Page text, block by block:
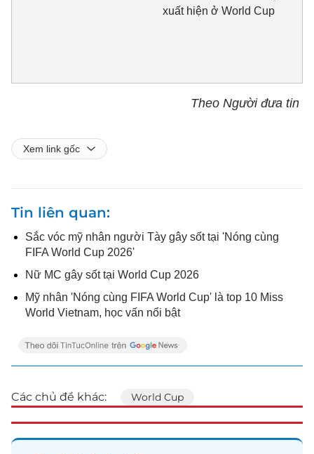
xuất hiện ở World Cup
Theo Người đưa tin
Xem link gốc
Tin liên quan
Sắc vóc mỹ nhân người Tày gây sốt tại 'Nóng cùng
FIFA World Cup 2026'
Nữ MC gây sốt tại World Cup 2026
Mỹ nhân 'Nóng cùng FIFA World Cup' là top 10 Miss
World Vietnam, học vấn nổi bật
Các chủ đề khác: World Cup